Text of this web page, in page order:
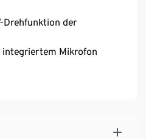
Drehfunktion der
integriertem Mikrofon
für eine schnelle und